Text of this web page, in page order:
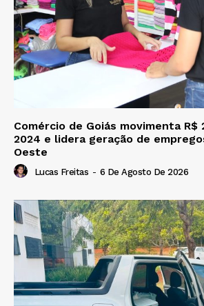
Comércio de Goiás movimenta R$
2024 e lidera geração de
Oeste
Lucas Freitas - 6 De Agosto De 2026